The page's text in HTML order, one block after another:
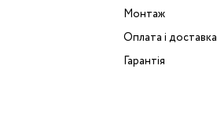
Монтаж
Оплата і доставка
Гарантія